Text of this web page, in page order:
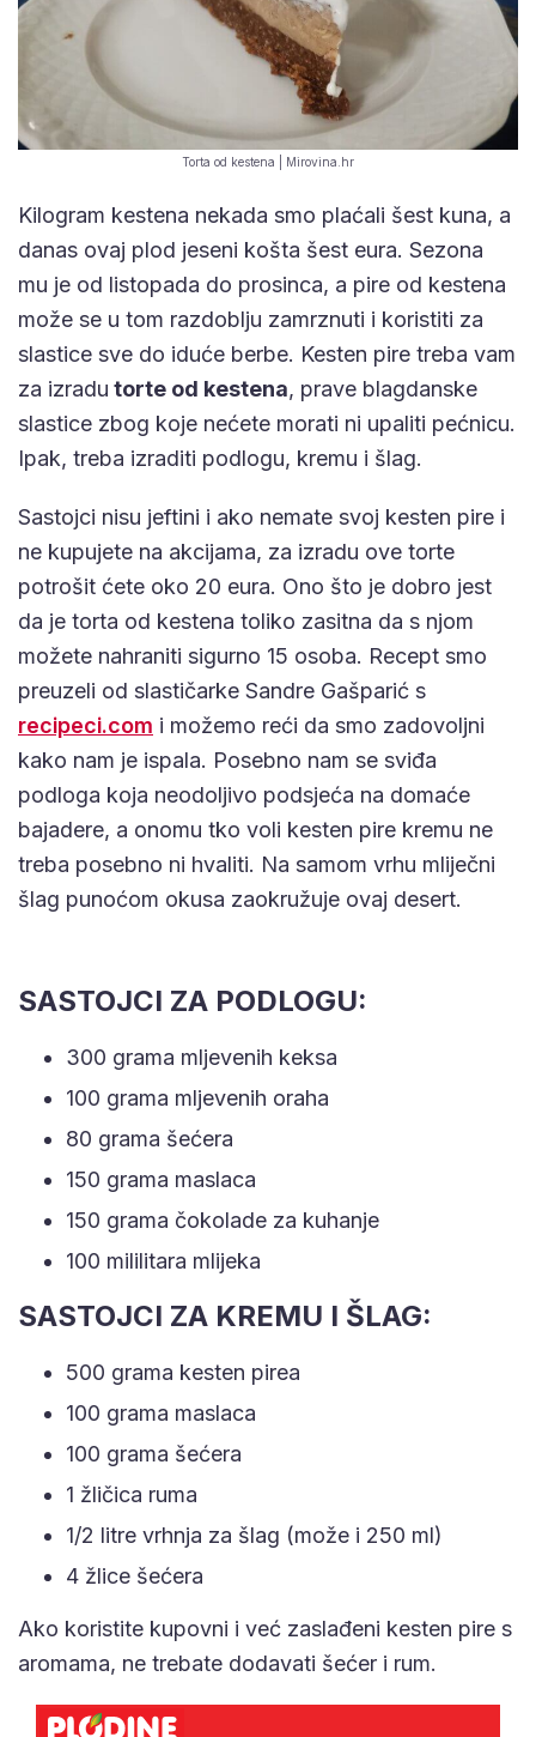
Torta od kestena | Mirovina.hr
Kilogram kestena nekada smo plaćali šest kuna, a
danas ovaj plod jeseni košta šest eura. Sezona
mu je od listopada do prosinca, a pire od kestena
može se u tom razdoblju zamrznuti i koristiti za
slastice sve do iduće berbe. Kesten pire treba vam
za izradu torte od kestena, prave blagdanske
slastice zbog koje nećete morati ni upaliti pećnicu.
Ipak, treba izraditi podlogu, kremu i šlag.
Sastojci nisu jeftini i ako nemate svoj kesten pire i
ne kupujete na akcijama, za izradu ove torte
potrošit ćete oko 20 eura. Ono što je dobro jest
da je torta od kestena toliko zasitna da s njom
možete nahraniti sigurno 15 osoba. Recept smo
preuzeli od slastičarke Sandre Gašparić s
recipeci.com i možemo reći da smo zadovoljni
kako nam je ispala. Posebno nam se sviđa
podloga koja neodoljivo podsjeća na domaće
bajadere, a onomu tko voli kesten pire kremu ne
treba posebno ni hvaliti. Na samom vrhu mliječni
šlag punoćom okusa zaokružuje ovaj desert.
SASTOJCI ZA PODLOGU:
300 grama mljevenih keksa
100 grama mljevenih oraha
80 grama šećera
150 grama maslaca
150 grama čokolade za kuhanje
100 mililitara mlijeka
SASTOJCI ZA KREMU I ŠLAG:
500 grama kesten pirea
100 grama maslaca
100 grama šećera
1 žličica ruma
1/2 litre vrhnja za šlag (može i 250 ml)
4 žlice šećera
Ako koristite kupovni i već zaslađeni kesten pire s
aromama, ne trebate dodavati šećer i rum.